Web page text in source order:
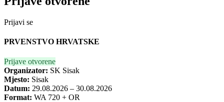
Prijavi se
PRVENSTVO HRVATSKE
Prijave otvorene
Organizator: SK Sisak
Mjesto: Sisak
Datum: 29.08.2026 – 30.08.2026
Format: WA 720 + OR